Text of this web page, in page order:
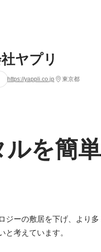
ヤプリ
https://yappli.co.jp 東京都
を簡
ジーの敷居を下げ、より
と考えています。